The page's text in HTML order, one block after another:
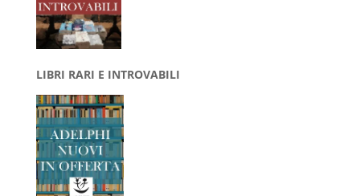
LIBRI RARI E INTROVABILI